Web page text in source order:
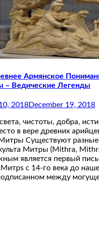
Армянское
Ведические Легенды
2018December 19, 2018
чистоты, добра,
в вере древних
Существуют
Митры (Mithra,
является первый
Митрs с 14-го века до
между